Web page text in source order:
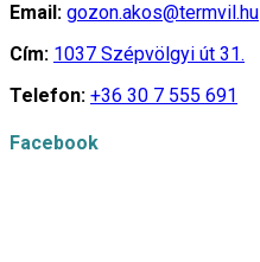
Email: gozon.akos@termvil.hu
Cím: 1037 Szépvölgyi út 31.
Telefon: +36 30 7 555 691
Facebook